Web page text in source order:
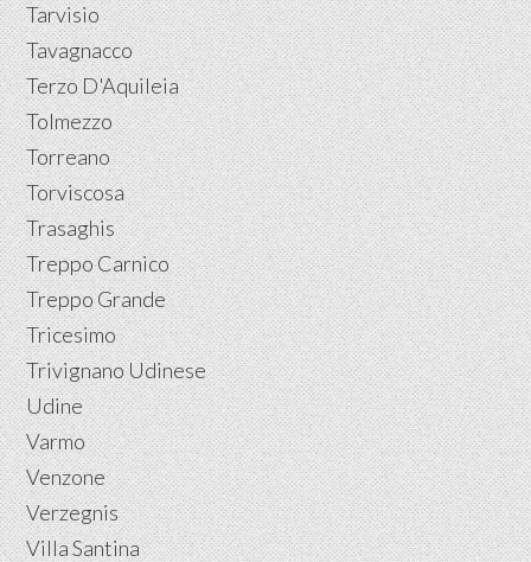
Tarvisio
Tavagnacco
Terzo D'Aquileia
Tolmezzo
Torreano
Torviscosa
Trasaghis
Treppo Carnico
Treppo Grande
Tricesimo
Trivignano Udinese
Udine
Varmo
Venzone
Verzegnis
Villa Santina